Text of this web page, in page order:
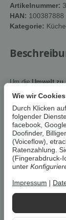
Artikelnummer:
HAN: 100387888
Kategorie:
Um dieUmwelt zu
Bestellung im
Einsatz /
Cuisine,
Wie wir
Durch Klicken
folgender
facebook,
Doofinder,
(Voiceflow),
Ratenzahlung.
(Fingerabdruck-
unter
Impressum